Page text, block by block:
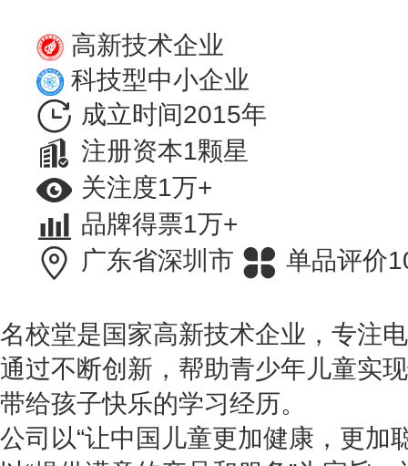
高新技术企业
科技型中小企业
成立时间2015年
注册资本1颗星
关注度1万+
品牌得票1万+
广东省深圳市
单品评价
名校堂是国家高新技术企业，专注
通过不断创新，帮助青少年儿童实
带给孩子快乐的学习经历。
公司以“让中国儿童更加健康，更加